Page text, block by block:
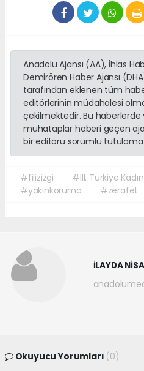
Anadolu Ajansı (AA), İhlas
Demirören Haber Ajansı
tarafından eklenen tüm
editörlerinin müdahalesi
çekilmektedir. Bu haberlerde
muhataplar haberi geçen
bir editörü sorumlu
#filizizgi #III. Türkiye
#yakınkoruma
#zerafet
İLAYDA NİSA
Okuyucu Yorumları (0)